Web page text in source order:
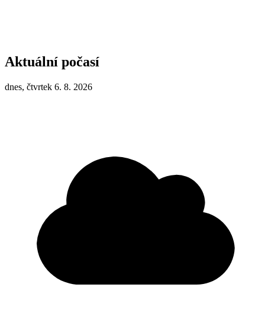
Aktuální počasí
dnes, čtvrtek 6. 8. 2026